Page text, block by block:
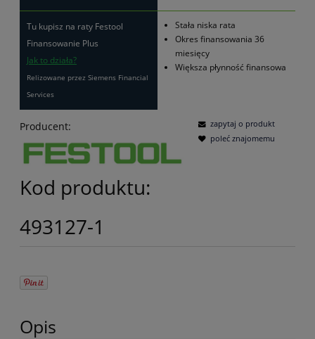
Tu kupisz na raty Festool
Finansowanie Plus
Jak to działa?
Relizowane przez Siemens Financial
Services
Stała niska rata
Okres finansowania 36
miesięcy
Większa płynność finansowa
Producent:
Kod produktu:
493127-1
zapytaj o produkt
poleć znajomemu
Opis